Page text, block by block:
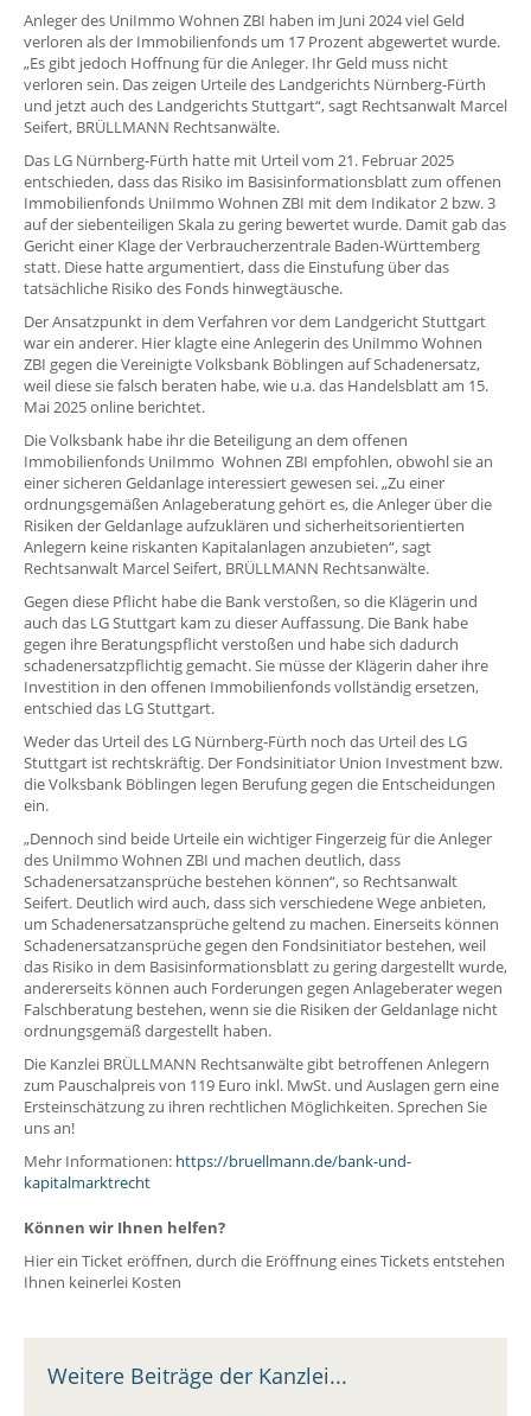
Anleger des UniImmo Wohnen ZBI haben im Juni 2024 viel Geld
verloren als der Immobilienfonds um 17 Prozent abgewertet wurde.
„Es gibt jedoch Hoffnung für die Anleger. Ihr Geld muss nicht
verloren sein. Das zeigen Urteile des Landgerichts Nürnberg-Fürth
und jetzt auch des Landgerichts Stuttgart“, sagt Rechtsanwalt Marcel
Seifert, BRÜLLMANN Rechtsanwälte.
Das LG Nürnberg-Fürth hatte mit Urteil vom 21. Februar 2025
entschieden, dass das Risiko im Basisinformationsblatt zum offenen
Immobilienfonds UniImmo Wohnen ZBI mit dem Indikator 2 bzw. 3
auf der siebenteiligen Skala zu gering bewertet wurde. Damit gab das
Gericht einer Klage der Verbraucherzentrale Baden-Württemberg
statt. Diese hatte argumentiert, dass die Einstufung über das
tatsächliche Risiko des Fonds hinwegtäusche.
Der Ansatzpunkt in dem Verfahren vor dem Landgericht Stuttgart
war ein anderer. Hier klagte eine Anlegerin des UniImmo Wohnen
ZBI gegen die Vereinigte Volksbank Böblingen auf Schadenersatz,
weil diese sie falsch beraten habe, wie u.a. das Handelsblatt am 15.
Mai 2025 online berichtet.
Die Volksbank habe ihr die Beteiligung an dem offenen
Immobilienfonds UniImmo Wohnen ZBI empfohlen, obwohl sie an
einer sicheren Geldanlage interessiert gewesen sei. „Zu einer
ordnungsgemäßen Anlageberatung gehört es, die Anleger über die
Risiken der Geldanlage aufzuklären und sicherheitsorientierten
Anlegern keine riskanten Kapitalanlagen anzubieten“, sagt
Rechtsanwalt Marcel Seifert, BRÜLLMANN Rechtsanwälte.
Gegen diese Pflicht habe die Bank verstoßen, so die Klägerin und
auch das LG Stuttgart kam zu dieser Auffassung. Die Bank habe
gegen ihre Beratungspflicht verstoßen und habe sich dadurch
schadenersatzpflichtig gemacht. Sie müsse der Klägerin daher ihre
Investition in den offenen Immobilienfonds vollständig ersetzen,
entschied das LG Stuttgart.
Weder das Urteil des LG Nürnberg-Fürth noch das Urteil des LG
Stuttgart ist rechtskräftig. Der Fondsinitiator Union Investment bzw.
die Volksbank Böblingen legen Berufung gegen die Entscheidungen
ein.
„Dennoch sind beide Urteile ein wichtiger Fingerzeig für die Anleger
des UniImmo Wohnen ZBI und machen deutlich, dass
Schadenersatzansprüche bestehen können“, so Rechtsanwalt
Seifert. Deutlich wird auch, dass sich verschiedene Wege anbieten,
um Schadenersatzansprüche geltend zu machen. Einerseits können
Schadenersatzansprüche gegen den Fondsinitiator bestehen, weil
das Risiko in dem Basisinformationsblatt zu gering dargestellt wurde,
andererseits können auch Forderungen gegen Anlageberater wegen
Falschberatung bestehen, wenn sie die Risiken der Geldanlage nicht
ordnungsgemäß dargestellt haben.
Die Kanzlei BRÜLLMANN Rechtsanwälte gibt betroffenen Anlegern
zum Pauschalpreis von 119 Euro inkl. MwSt. und Auslagen gern eine
Ersteinschätzung zu ihren rechtlichen Möglichkeiten. Sprechen Sie
uns an!
Mehr Informationen: https://bruellmann.de/bank-und-
kapitalmarktrecht
Können wir Ihnen helfen?
Hier ein Ticket eröffnen, durch die Eröffnung eines Tickets entstehen
Ihnen keinerlei Kosten
Weitere Beiträge der Kanzlei...